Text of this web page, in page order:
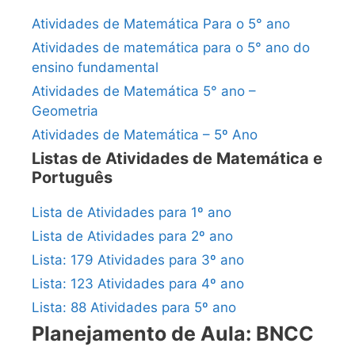
Atividades de Matemática Para o 5° ano
Atividades de matemática para o 5° ano do
ensino fundamental
Atividades de Matemática 5° ano –
Geometria
Atividades de Matemática – 5º Ano
Listas de Atividades de Matemática e
Português
Lista de Atividades para 1º ano
Lista de Atividades para 2º ano
Lista: 179 Atividades para 3º ano
Lista: 123 Atividades para 4º ano
Lista: 88 Atividades para 5º ano
Planejamento de Aula: BNCC